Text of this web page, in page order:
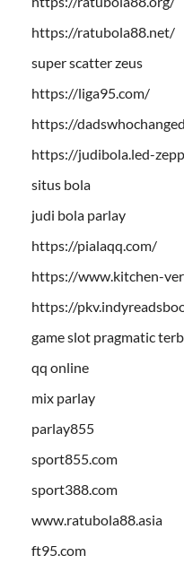
https://ratubola88.net/
super scatter zeus
https://liga95.com/
https://
https://judibola.led-
situs bola
judi bola parlay
https://pialaqq.com/
https://www.kitchen-
https://
game slot pragmatic
qq online
mix parlay
parlay855
sport855.com
sport388.com
www.ratubola88.asia
ft95.com